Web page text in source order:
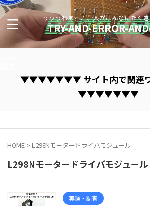
うッうわぁ、、、人がこんなにたく
TRY-AND-ERROR-
▼▼▼▼▼▼▼ サイト内で関連ワ
▼▼▼▼▼▼▼
HOME > L298Nモータードライバモジュール
L298Nモータードライバモジュール
実験・調査